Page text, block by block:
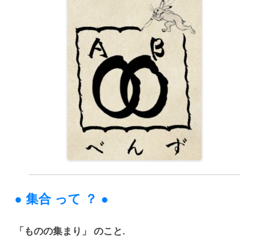
● 集合 って ？ ●
「ものの集まり」 のこと.